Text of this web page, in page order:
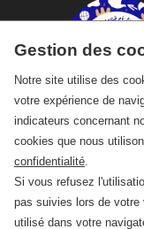
Gestion des
Notre site utilise des
votre expérience de
indicateurs concernant
cookies que nous
confidentialité
Si vous refusez
pas suivies lors de
utilisé dans votre